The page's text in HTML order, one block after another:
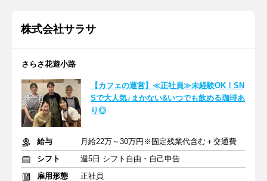
株式会社サラサ
さらさ花遊小路
【カフェの運営】≪正社員≫未経験OK！SN
Sで大人気♪まかない&いつでも飲める珈琲あ
り◎
給与
月給22万～30万円※固定残業代含む＋交通費
シフト
週5日 シフト自由・自己申告
雇用形態
正社員